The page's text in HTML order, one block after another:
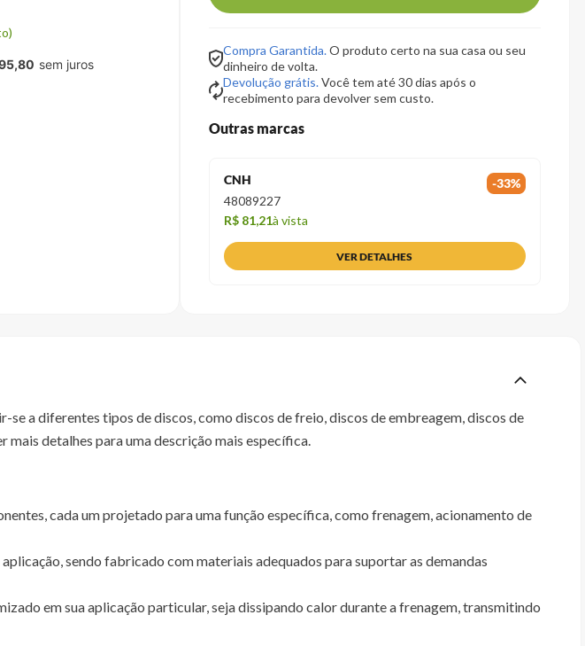
,80
Compra Garantida.O produto certo na sua casa ou seu
dinheiro de volta.
Devolução grátis.Você tem até 30 dias após o
recebimento para devolver sem custo.
Outras marcas
CNH -33%
48089227
R$ 81,21à vista
VER DETALHES
a diferentes tipos de discos, como discos de freio, discos de embreagem, discos de
detalhes para uma descrição mais específica.
cada um projetado para uma função específica, como frenagem, acionamento de
sendo fabricado com materiais adequados para suportar as demandas
em sua aplicação particular, seja dissipando calor durante a frenagem, transmitindo